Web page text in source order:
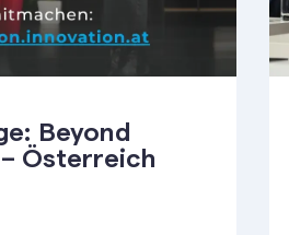
Beyond
Österreich